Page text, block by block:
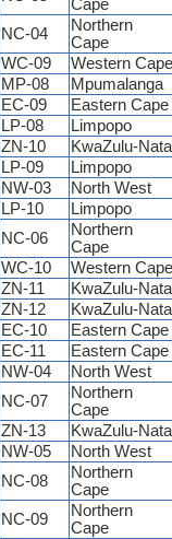
Cape
NC-04
Northern
Cape
WC-09
Western
MP-08
Mpumalanga
EC-09
Eastern Cape
LP-08
Limpopo
ZN-10
KwaZulu-
LP-09
Limpopo
NW-03
North West
LP-10
Limpopo
NC-06
Northern
Cape
WC-10
Western
ZN-11
KwaZulu-
ZN-12
KwaZulu-
EC-10
Eastern Cape
EC-11
Eastern Cape
NW-04
North West
NC-07
Northern
Cape
ZN-13
KwaZulu-
NW-05
North West
NC-08
Northern
Cape
NC-09
Northern
Cape